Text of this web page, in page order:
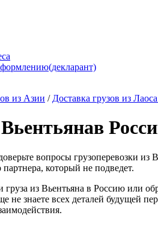
из Азии / Доставка грузов из
вопросы грузоперевозки
который не подведет.
груза из Вьентьяна в Россию или
не знаете всех деталей будущей